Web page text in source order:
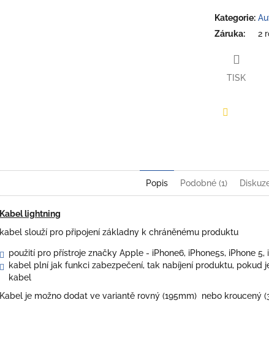
Kategorie:
Záruka: 2
TISK
Popis Podobné (1)
Kabel lightning
kabel slouží pro připojení základny k chráněnému produktu
použití pro přístroje značky Apple - iPhone6, iPhone5s, iPhone 5,
kabel plní jak funkci zabezpečení, tak nabíjení produktu, pokud
kabel
Kabel je možno dodat ve variantě rovný (195mm) nebo kroucený